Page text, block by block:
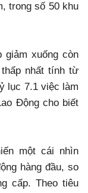
trong số 50 khu
giảm xuống còn
nhất tính từ
lục 7.1 việc làm
Động cho biết
một cái nhìn
hàng đầu, so
cấp. Theo tiêu